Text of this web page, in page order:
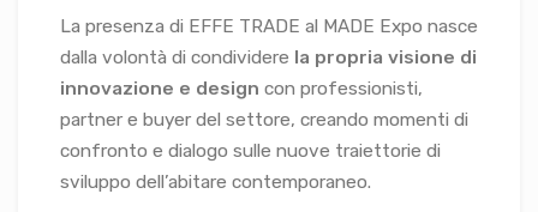
La presenza di EFFE TRADE al MADE Expo nasce
dalla volontà di condividere la propria visione di
innovazione e design con professionisti,
partner e buyer del settore, creando momenti di
confronto e dialogo sulle nuove traiettorie di
sviluppo dell’abitare contemporaneo.